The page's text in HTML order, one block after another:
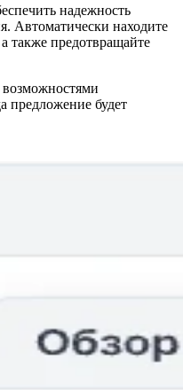
надежность
Автоматически находите
также предотвращайте
предложение будет